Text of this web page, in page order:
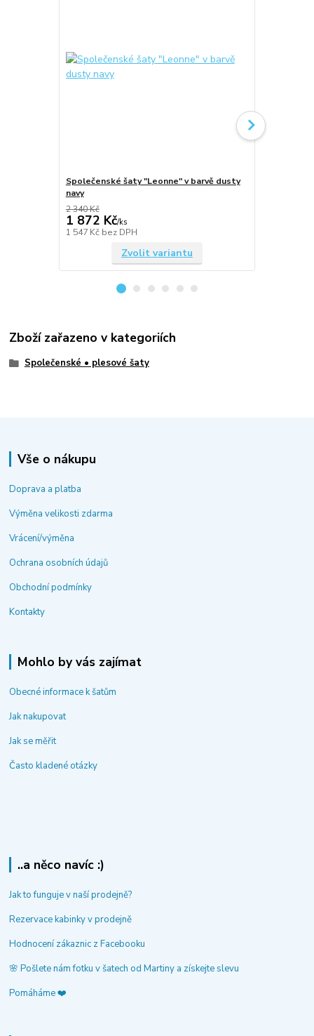
Společenské šaty "Leonne" v barvě dusty
navy
2 340 Kč
1 872 Kč/ks
1 547 Kč bez DPH
Zvolit variantu
Zboží zařazeno v kategoriích
Společenské • plesové šaty
Vše o nákupu
Doprava a platba
Výměna velikosti zdarma
Vrácení/výměna
Ochrana osobních údajů
Obchodní podmínky
Kontakty
Mohlo by vás zajímat
Obecné informace k šatům
Jak nakupovat
Jak se měřit
Často kladené otázky
..a něco navíc :)
Jak to funguje v naší prodejně?
Rezervace kabinky v prodejně
Hodnocení zákaznic z Facebooku
🌸 Pošlete nám fotku v šatech od Martiny a získejte slevu
Pomáháme ❤️